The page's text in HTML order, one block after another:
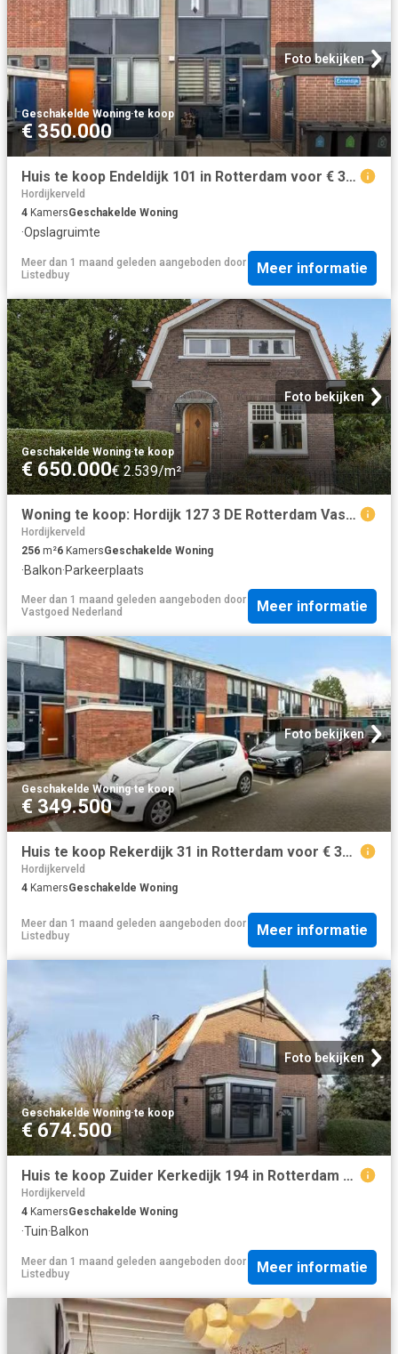
Foto bekijken
Geschakelde Woning·te koop
€ 350.000
Huis te koop Endeldijk 101 in Rotterdam voor € 350.000
Hordijkerveld
4 KamersGeschakelde Woning
·Opslagruimte
Meer dan 1 maand geleden aangeboden door
Listedbuy
Meer informatie
Foto bekijken
Geschakelde Woning·te koop
€ 650.000€ 2.539/m²
Woning te koop: Hordijk 127 3 DE Rotterdam Vastgoed Nederland
Hordijkerveld
256 m²6 KamersGeschakelde Woning
·Balkon·Parkeerplaats
Meer dan 1 maand geleden aangeboden door
Vastgoed Nederland
Meer informatie
Foto bekijken
Geschakelde Woning·te koop
€ 349.500
Huis te koop Rekerdijk 31 in Rotterdam voor € 349.500
Hordijkerveld
4 KamersGeschakelde Woning
Meer dan 1 maand geleden aangeboden door
Listedbuy
Meer informatie
Foto bekijken
Geschakelde Woning·te koop
€ 674.500
Huis te koop Zuider Kerkedijk 194 in Rotterdam voor € 674.500
Hordijkerveld
4 KamersGeschakelde Woning
·Tuin·Balkon
Meer dan 1 maand geleden aangeboden door
Listedbuy
Meer informatie